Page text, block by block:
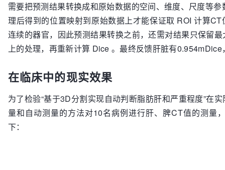
需要把预测结果转换成和原始数据的空间、维度、尺度等
理后得到的位置映射到原始数据上才能保证取 ROI 计算
连续的器官，因此预测结果转换之前，还需对结果只保留
上的处理，再重新计算 Dice 。最终反馈肝脏有
在临床中的现实效果
为了检验“基于3D分割实现自动判断脂肪肝和严重程度”在
量和自动测量的方法对10名病例进行肝、脾CT值的测量
下：